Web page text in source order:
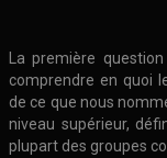
La première
comprendre en quoi
de ce que nous
niveau supérieur,
plupart des groupes